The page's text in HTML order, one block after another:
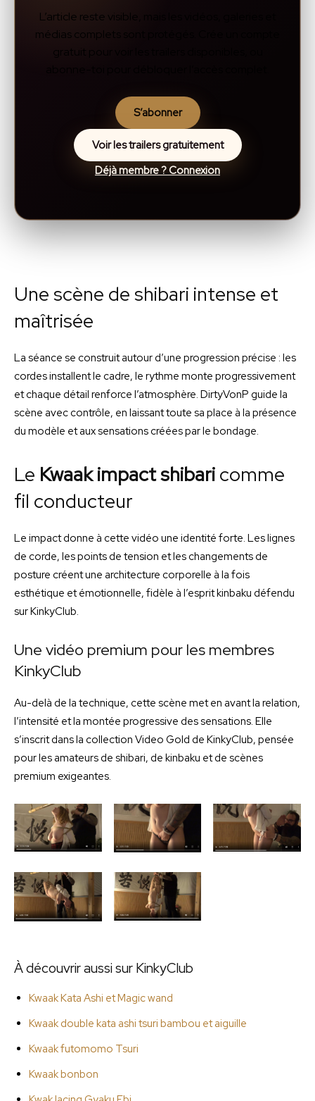
L’article reste visible, mais les vidéos, galeries et
médias complets sont protégés. Crée un compte
gratuit pour voir les trailers disponibles, ou
S’abonner
Voir les trailers gratuitement
Déjà membre ? Connexion
Une scène de shibari intense et
maîtrisée
La séance se construit autour d’une progression précise : les
cordes installent le cadre, le rythme monte progressivement
et chaque détail renforce l’atmosphère. DirtyVonP guide la
scène avec contrôle, en laissant toute sa place à la présence
du modèle et aux sensations créées par le bondage.
Le Kwaak impact shibari comme
fil conducteur
Le impact donne à cette vidéo une identité forte. Les lignes
de corde, les points de tension et les changements de
posture créent une architecture corporelle à la fois
esthétique et émotionnelle, fidèle à l’esprit kinbaku défendu
sur KinkyClub.
Une vidéo premium pour les membres
KinkyClub
Au-delà de la technique, cette scène met en avant la relation,
l’intensité et la montée progressive des sensations. Elle
s’inscrit dans la collection Video Gold de KinkyClub, pensée
pour les amateurs de shibari, de kinbaku et de scènes
premium exigeantes.
À découvrir aussi sur KinkyClub
Kwaak Kata Ashi et Magic wand
Kwaak double kata ashi tsuri bambou et aiguille
Kwaak futomomo Tsuri
Kwaak bonbon